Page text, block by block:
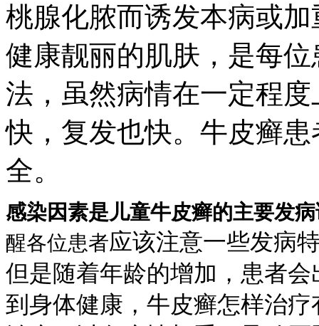
桃腺化脓而诱发本病或
健康靓丽的肌肤，是每
法，虽然病情在一定程
快，复发也快。牛皮癣
全。
感染因素是儿童牛皮癣的主要发
醒各位患者应该注意一些发病
但是随着年龄的增加，患者
到身体健康，牛皮癣怎样治